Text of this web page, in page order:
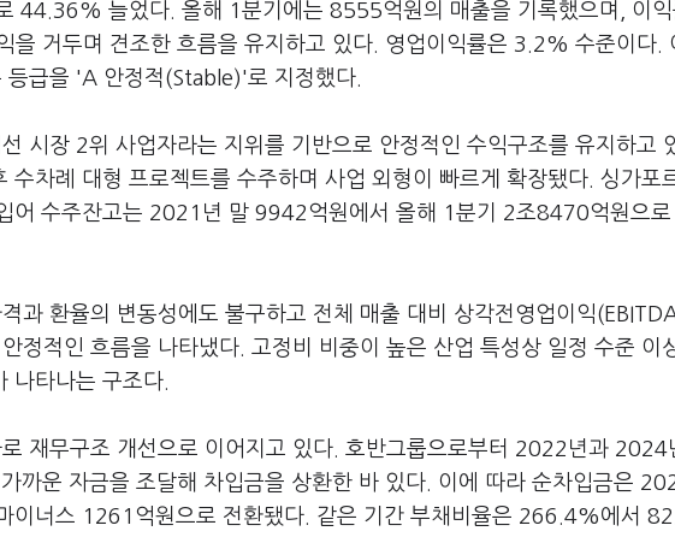
44.36% 늘었다. 올해 1분기에는 8555억원의 매출을 기록했으며, 이익
을 거두며 견조한 흐름을 유지하고 있다. 영업이익률은 3.2% 수준이다.
등급을 'A 안정적(Stable)'로 지정했다.
시장 2위 사업자라는 지위를 기반으로 안정적인 수익구조를 유지하고
수차례 대형 프로젝트를 수주하며 사업 외형이 빠르게 확장됐다. 싱가포
어 수주잔고는 2021년 말 9942억원에서 올해 1분기 2조8470억원으로
과 환율의 변동성에도 불구하고 전체 매출 대비 상각전영업이익
정적인 흐름을 나타냈다. 고정비 비중이 높은 산업 특성상 일정 수준 이
나타나는 구조다.
재무구조 개선으로 이어지고 있다. 호반그룹으로부터 2022년과 2024
까운 자금을 조달해 차입금을 상환한 바 있다. 이에 따라 순차입금은
이너스 1261억원으로 전환됐다. 같은 기간 부채비율은 266.4%에서